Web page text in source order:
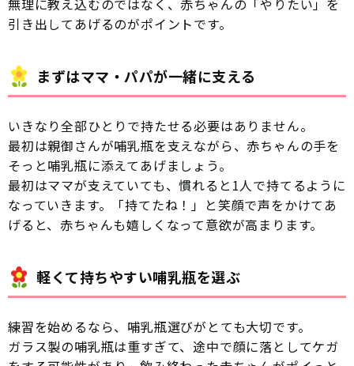
無理に教え込むのではなく、赤ちゃんの「やりたい」を
引き出してあげるのがポイントです。
まずはママ・パパが一緒に支える
いきなり全部ひとりで持たせる必要はありません。
最初は親御さんが哺乳瓶を支えながら、赤ちゃんの手を
そっと哺乳瓶に添えてあげましょう。
最初はママが支えていても、慣れると1人で持てるように
なっていきます。「持てたね！」と笑顔で声をかけてあ
げると、赤ちゃんも嬉しくなって意欲が高まります。
軽くて持ちやすい哺乳瓶を選ぶ
練習を始めるなら、哺乳瓶選びがとても大切です。
ガラス製の哺乳瓶は重すぎて、途中で顔に落としてケガ